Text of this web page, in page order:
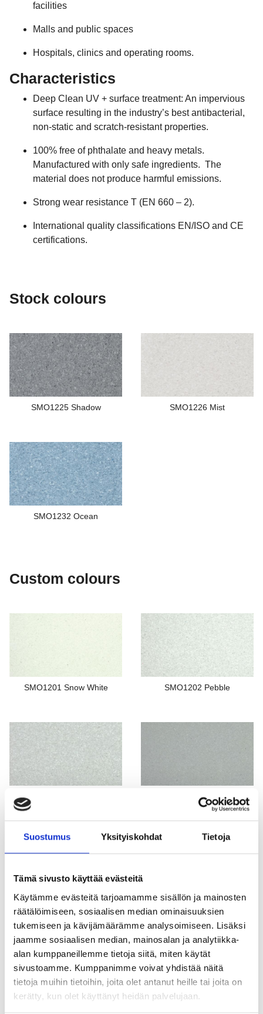
Suostumus Yksityiskohdat Tietoja
Tämä sivusto käyttää evästeitä
Käytämme evästeitä tarjoamamme sisällön ja mainosten
räätälöimiseen, sosiaalisen median ominaisuuksien
tukemiseen ja kävijämäärämme analysoimiseen. Lisäksi
jaamme sosiaalisen median, mainosalan ja analytiikka-
alan kumppaneillemme tietoja siitä, miten käytät
sivustoamme. Kumppanimme voivat yhdistää näitä
tietoja muihin tietoihin, joita olet antanut heille tai joita on
kerätty, kun olet käyttänyt heidän palvelujaan.
facilities
Malls and public spaces
Hospitals, clinics and operating rooms.
Characteristics
Deep Clean UV + surface treatment: An impervious
surface resulting in the industry’s best antibacterial,
non-static and scratch-resistant properties.
100% free of phthalate and heavy metals.
Manufactured with only safe ingredients. The
material does not produce harmful emissions.
Strong wear resistance T (EN 660 – 2).
International quality classifications EN/ISO and CE
certifications.
Stock colours
SMO1225 Shadow SMO1226 Mist
SMO1232 Ocean
Custom colours
SMO1201 Snow White SMO1202 Pebble
SMO1203 Moonstone SMO1204 Ash Grey
SMO1206 Ivory